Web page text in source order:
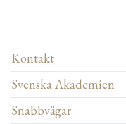
Kontakt
Svenska Akademien
Snabbvägar